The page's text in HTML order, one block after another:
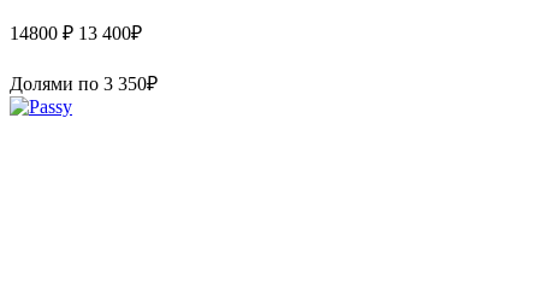
14800 ₽ 13 400₽
Долями по 3 350₽